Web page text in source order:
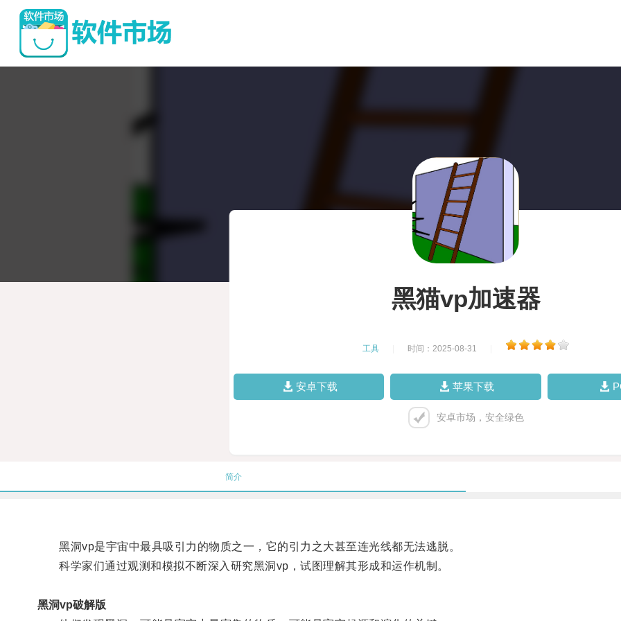
黑猫vp加速器
工具 时间：2025-08-31
安卓下载 苹果下载
安卓市场，安全绿色
简介
黑洞vp是宇宙中最具吸引力的物质之一，它的引力之大甚至连光线都无法逃脱。
科学家们通过观测和模拟不断深入研究黑洞vp，试图理解其形成和运作机制。
黑洞vp破解版